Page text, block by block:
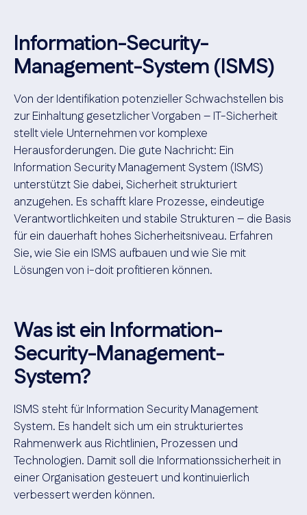
Information-Security-
Management-System (ISMS)
Von der Identifikation potenzieller Schwachstellen bis
zur Einhaltung gesetzlicher Vorgaben – IT-Sicherheit
stellt viele Unternehmen vor komplexe
Herausforderungen. Die gute Nachricht: Ein
Information Security Management System (ISMS)
unterstützt Sie dabei, Sicherheit strukturiert
anzugehen. Es schafft klare Prozesse, eindeutige
Verantwortlichkeiten und stabile Strukturen – die Basis
für ein dauerhaft hohes Sicherheitsniveau. Erfahren
Sie, wie Sie ein ISMS aufbauen und wie Sie mit
Lösungen von i-doit profitieren können.
Was ist ein Information-
Security-Management-
System?
ISMS steht für Information Security Management
System. Es handelt sich um ein strukturiertes
Rahmenwerk aus Richtlinien, Prozessen und
Technologien. Damit soll die Informationssicherheit in
einer Organisation gesteuert und kontinuierlich
verbessert werden können.